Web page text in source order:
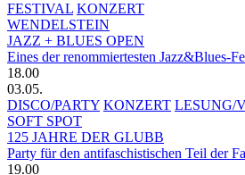
FESTIVAL KONZERT
WENDELSTEIN
JAZZ + BLUES OPEN
Eines der renommiertesten Jazz&Blues-
18.00
03.05.
DISCO/PARTY KONZERT LESUNG/
SOFT SPOT
125 JAHRE DER GLUBB
Party für den antifaschistischen Teil der
19.00